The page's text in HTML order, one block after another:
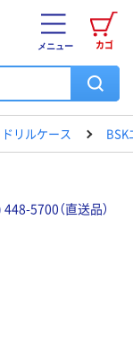
カゴ
メニュー
ドリルケース BSK
5700（直送品）